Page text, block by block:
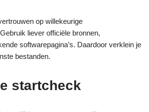
op willekeurige
liever officiële bronnen,
softwarepagina’s. Daardoor verklein je
bestanden.
startcheck